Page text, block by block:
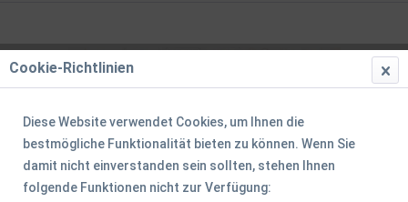
Cookie-Richtlinien
Diese Website verwendet Cookies, um Ihnen die
bestmögliche Funktionalität bieten zu können. Wenn Sie
damit nicht einverstanden sein sollten, stehen Ihnen
folgende Funktionen nicht zur Verfügung: